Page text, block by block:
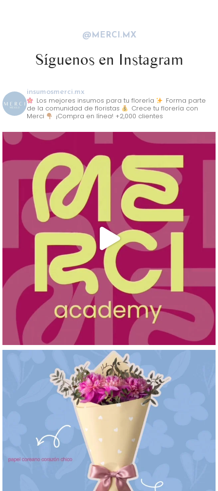
@MERCI.MX
Síguenos en Instagram
insumosmerci.mx
Los mejores insumos para tu florería
Forma parte
de la comunidad de floristas
Crece tu florería con
Merci
¡Compra en línea! +2,000 clientes